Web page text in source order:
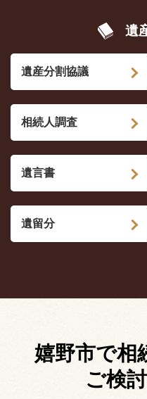
遺
遺産分割協議
相続人調査
遺言書
遺留分
嬉野市で相
ご検